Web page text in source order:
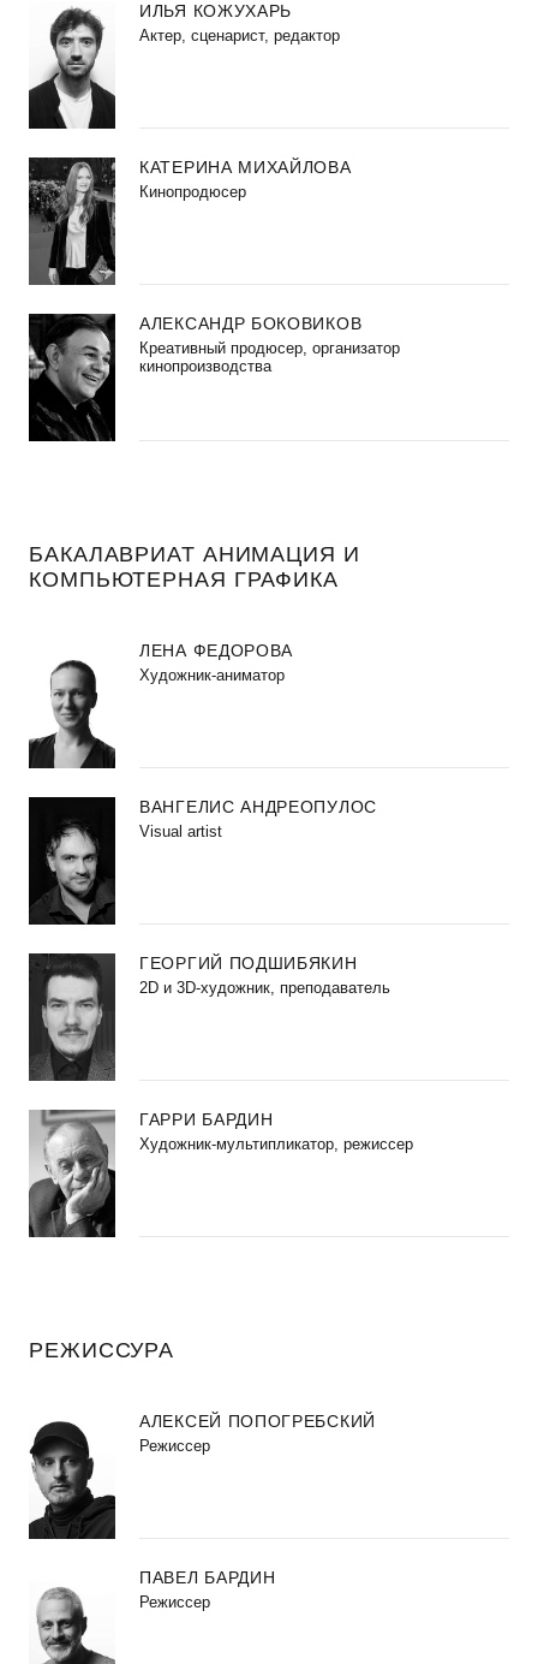
ИЛЬЯ КОЖУХАРЬ
Актер, сценарист, редактор
КАТЕРИНА МИХАЙЛОВА
Кинопродюсер
АЛЕКСАНДР БОКОВИКОВ
Креативный продюсер, организатор
кинопроизводства
БАКАЛАВРИАТ АНИМАЦИЯ И
КОМПЬЮТЕРНАЯ ГРАФИКА
ЛЕНА ФЕДОРОВА
Художник-аниматор
ВАНГЕЛИС АНДРЕОПУЛОС
Visual artist
ГЕОРГИЙ ПОДШИБЯКИН
2D и 3D-художник, преподаватель
ГАРРИ БАРДИН
Художник-мультипликатор, режиссер
РЕЖИССУРА
АЛЕКСЕЙ ПОПОГРЕБСКИЙ
Режиссер
ПАВЕЛ БАРДИН
Режиссер